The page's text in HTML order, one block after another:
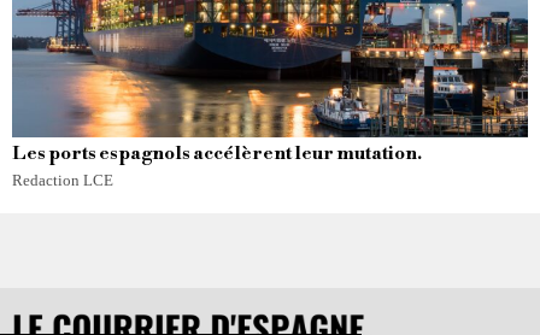
Les ports espagnols accélèrent leur mutation.
Redaction LCE